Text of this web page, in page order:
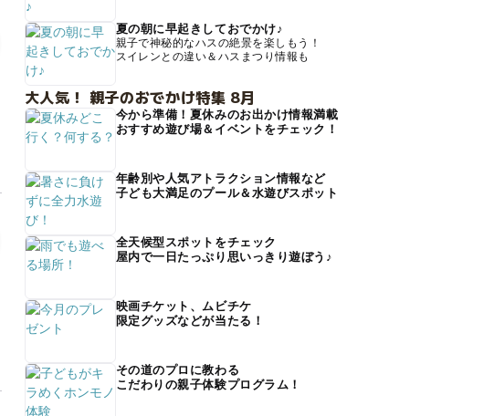
夏の朝に早起きしておでかけ♪
親子で神秘的なハスの絶景を楽しもう！
スイレンとの違い＆ハスまつり情報も
大人気！ 親子のおでかけ特集 8月
今から準備！夏休みのお出かけ情報満載
おすすめ遊び場＆イベントをチェック！
年齢別や人気アトラクション情報など
子ども大満足のプール＆水遊びスポット
全天候型スポットをチェック
屋内で一日たっぷり思いっきり遊ぼう♪
映画チケット、ムビチケ
限定グッズなどが当たる！
その道のプロに教わる
こだわりの親子体験プログラム！